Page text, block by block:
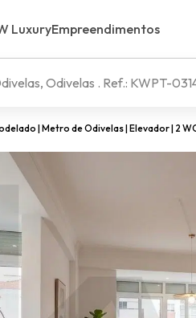
LuxuryEmpreendimentos
| Metro de Odivelas | Elevador | 2
Odivelas . Ref.: KWPT-